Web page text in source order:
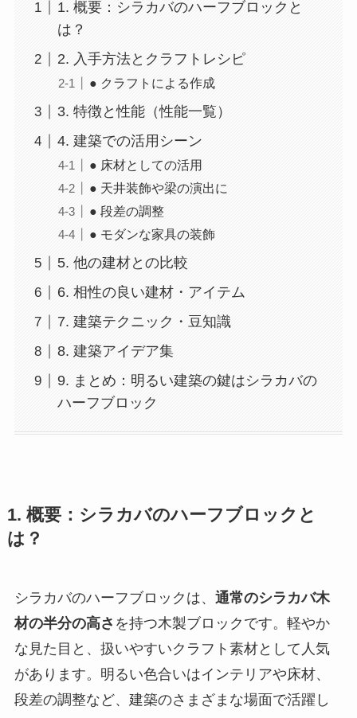
1. 概要：シラカバのハーフブロックと
は？
2. 入手方法とクラフトレシピ
● クラフトによる作成
3. 特徴と性能（性能一覧）
4. 建築での活用シーン
● 床材としての活用
● 天井装飾や梁の演出に
● 段差の調整
● モダンな家具の装飾
5. 他の建材との比較
6. 相性の良い建材・アイテム
7. 建築テクニック・豆知識
8. 建築アイデア集
9. まとめ：明るい建築の鍵はシラカバの
ハーフブロック
1. 概要：シラカバのハーフブロックと
は？
シラカバのハーフブロックは、 通常のシラカバ木
材の半分の高さ を持つ木製ブロックです。軽やか
な見た目と、扱いやすいクラフト素材として人気
があります。明るい色合いはインテリアや床材、
段差の調整など、建築のさまざまな場面で活躍し